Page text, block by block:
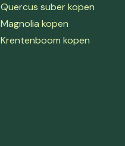
Quercus suber kopen
Magnolia kopen
Krentenboom kopen